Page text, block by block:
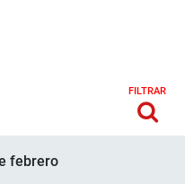
FILTRAR
febrero